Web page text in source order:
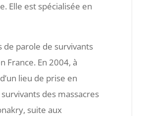
Elle est spécialisée en
de parole de survivants
France. En 2004, à
lieu de prise en
des massacres
suite aux